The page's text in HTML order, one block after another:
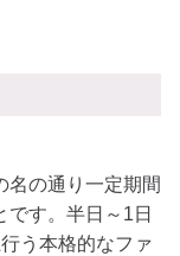
名の通り一定期間
です。半日～1日
う本格的なファ